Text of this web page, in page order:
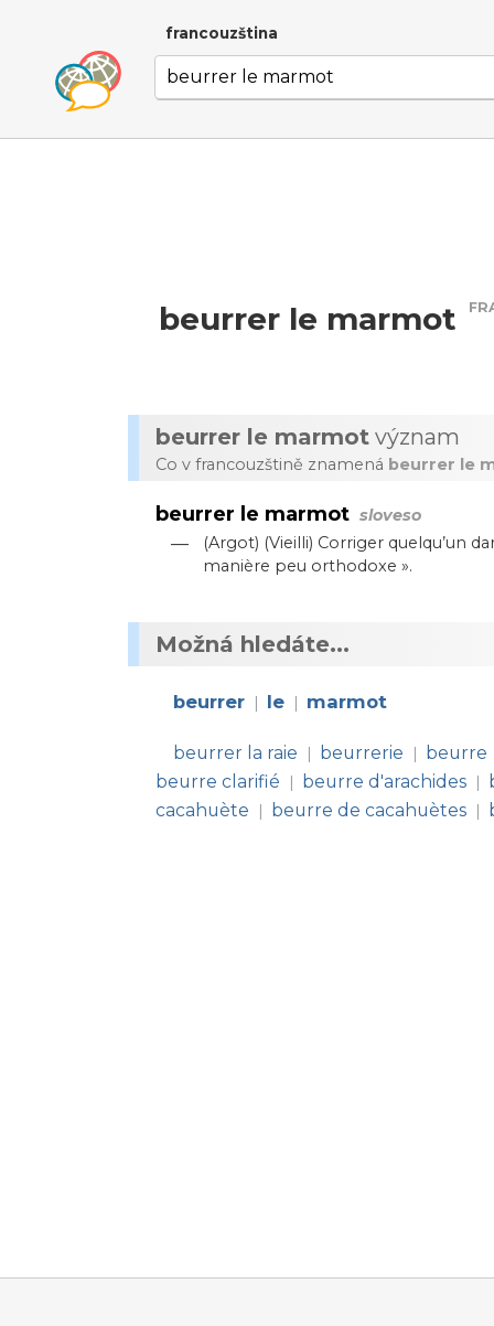
francouzština
beurrer le marmot
beurrer le marmot význam
Co v francouzštině znamená beurrer le
beurrer le marmot sloveso
—
(Argot) (Vieilli) Corriger quelqu’un
manière peu orthodoxe ».
Možná hledáte...
beurrer | le | marmot
beurrer la raie | beurrerie | beurre
beurre clarifié
| beurre d'arachides |
cacahuète
| beurre de cacahuètes |